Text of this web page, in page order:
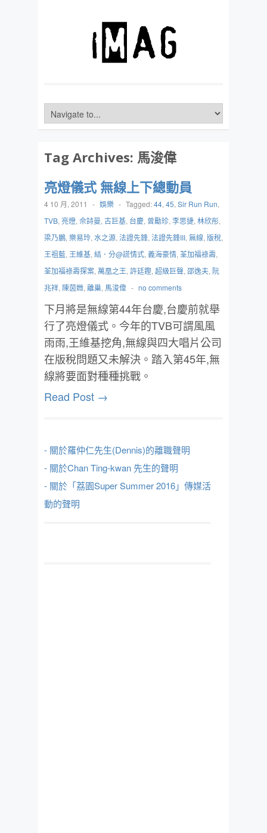
Tag Archives: 馬浚偉
亮燈儀式 無線上下總動員
4 10 月, 2011 - 娛樂 - Tagged:44, 45, Sir Run Run,
TVB, 亮燈, 佘詩曼, 古巨基, 台慶, 曾勵珍, 李思捷, 林欣彤,
梁乃鵬, 樂易玲, 水之源, 法證先鋒, 法證先鋒III, 無線, 版稅,
王祖藍, 王維基, 結．分@謊情式, 義海豪情, 荃加福祿壽,
荃加福祿壽探案, 萬凰之王, 許廷鏗, 超級巨聲, 邵逸夫, 阮
兆祥, 陳茵媺, 離巢, 馬浚偉 - no comments
下月將是無線第44年台慶,台慶前就舉
行了亮燈儀式。今年的TVB可謂風風
雨雨,王維基挖角,無線與四大唱片公司
在版稅問題又未解決。踏入第45年,無
線將要面對種種挑戰。
Read Post →
- 關於羅仲仁先生(Dennis)的離職聲明
- 關於Chan Ting-kwan 先生的聲明
- 關於「荔園Super Summer 2016」傳媒活
動的聲明